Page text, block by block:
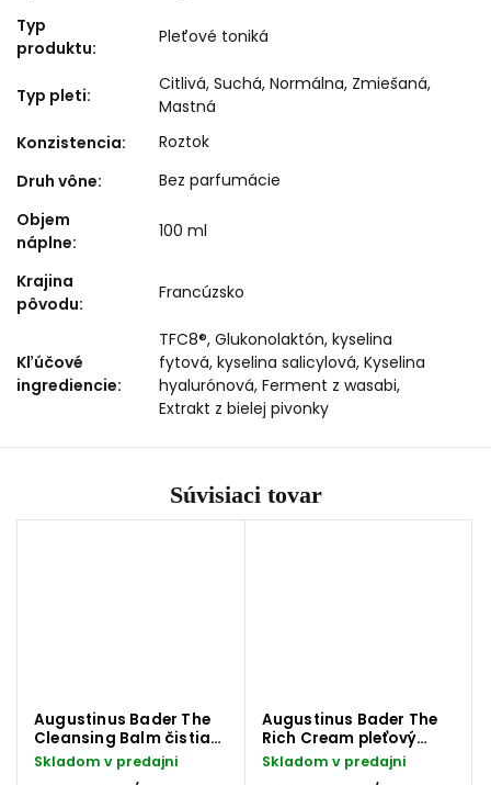
Typ
produktu:
Pleťové toniká
Typ pleti:
Citlivá, Suchá, Normálna, Zmiešaná,
Mastná
Konzistencia:
Roztok
Druh vône:
Bez parfumácie
Objem
náplne:
100 ml
Krajina
pôvodu:
Francúzsko
Kľúčové
ingrediencie:
TFC8®, Glukonolaktón, kyselina
fytová, kyselina salicylová, Kyselina
hyalurónová, Ferment z wasabi,
Extrakt z bielej pivonky
Súvisiaci tovar
Augustinus Bader The
Cleansing Balm čistiaci
pleťový balzám 90 g
Skladom v predajni
Augustinus Bader The
Rich Cream pleťový
krém 30 ml
Skladom v predajni